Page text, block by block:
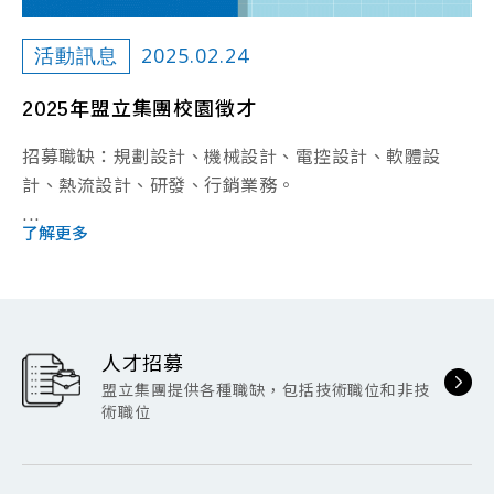
活動訊息 2025.02.24
2025年盟立集團校園徵才
招募職缺：規劃設計、機械設計、電控設計、軟體設
計、熱流設計、研發、行銷業務。
...
了解更多
人才招募
盟立集團提供各種職缺，包括技術職位和非技
術職位